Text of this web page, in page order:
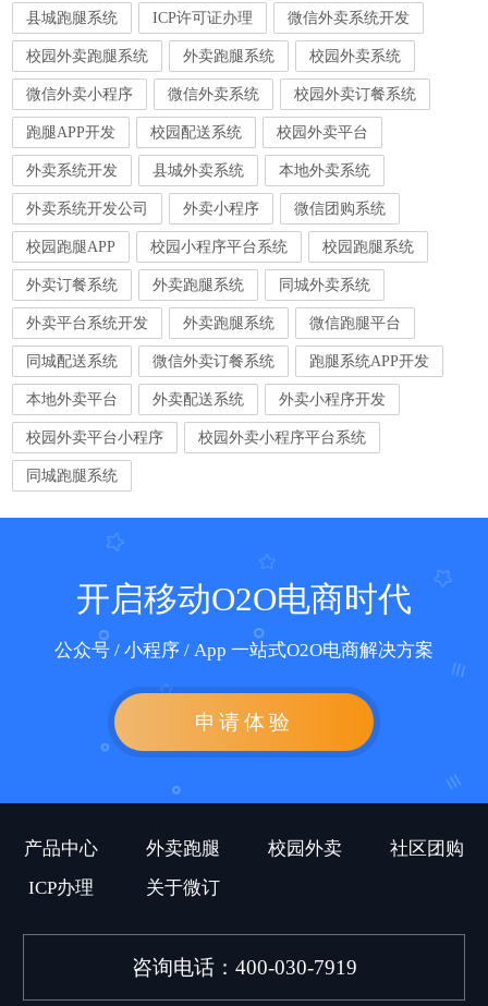
县城跑腿系统 ICP许可证办理 微信外卖系统开发
校园外卖跑腿系统 外卖跑腿系统 校园外卖系统
微信外卖小程序 微信外卖系统 校园外卖订餐系统
跑腿APP开发 校园配送系统 校园外卖平台
外卖系统开发 县城外卖系统 本地外卖系统
外卖系统开发公司 外卖小程序 微信团购系统
校园跑腿APP 校园小程序平台系统 校园跑腿系统
外卖订餐系统 外卖跑腿系统 同城外卖系统
外卖平台系统开发 外卖跑腿系统 微信跑腿平台
同城配送系统 微信外卖订餐系统 跑腿系统APP开发
本地外卖平台 外卖配送系统 外卖小程序开发
校园外卖平台小程序 校园外卖小程序平台系统
同城跑腿系统
开启移动O2O电商时代
公众号 / 小程序 / App 一站式O2O电商解决方案
申请体验
产品中心 外卖跑腿 校园外卖
社区团购
ICP办理
关于微订
咨询电话：400-030-7919